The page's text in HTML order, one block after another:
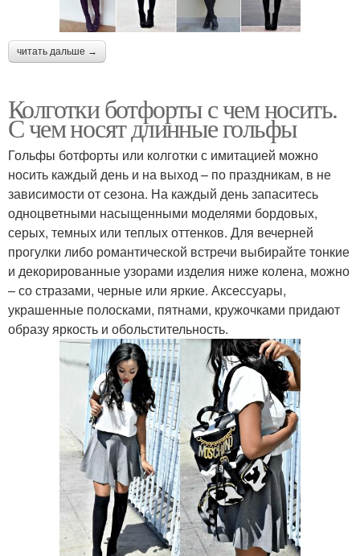
читать дальше →
Колготки ботфорты с чем носить.
С чем носят длинные гольфы
Гольфы ботфорты или колготки с имитацией можно
носить каждый день и на выход – по праздникам, в не
зависимости от сезона. На каждый день запаситесь
одноцветными насыщенными моделями бордовых,
серых, темных или теплых оттенков. Для вечерней
прогулки либо романтической встречи выбирайте тонкие
и декорированные узорами изделия ниже колена, можно
– со стразами, черные или яркие. Аксессуары,
украшенные полосками, пятнами, кружочками придают
образу яркость и обольстительность.